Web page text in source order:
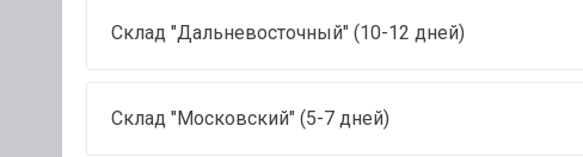
Склад "Дальневосточный" (10-12 дней)
Склад "Московский" (5-7 дней)